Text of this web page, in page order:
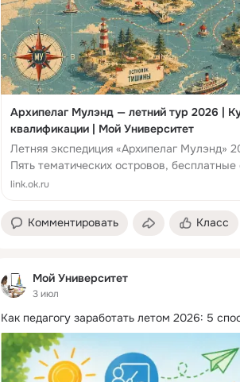
Архипелаг Мулэнд — летний тур 2026 |
квалификации | Мой Университет
Летняя экспедиция «Архипелаг Мулэнд»
Пять тематических островов,
мини-курс по ИИ в подарок. Акции на
link.ok.ru
Комментировать Класс
Мой Университет
3 июл
Как педагогу заработать летом 2026: 5